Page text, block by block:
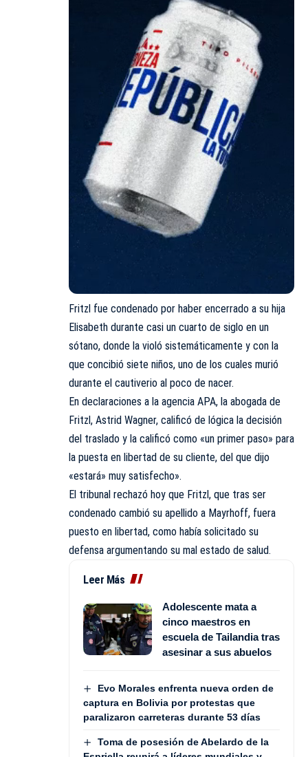
Fritzl fue condenado por haber encerrado a su hija
Elisabeth durante casi un cuarto de siglo en un
sótano, donde la violó sistemáticamente y con la
que concibió siete niños, uno de los cuales murió
durante el cautiverio al poco de nacer.
En declaraciones a la agencia APA, la abogada de
Fritzl, Astrid Wagner, calificó de lógica la decisión
del traslado y la calificó como «un primer paso» para
la puesta en libertad de su cliente, del que dijo
«estará» muy satisfecho».
El tribunal rechazó hoy que Fritzl, que tras ser
condenado cambió su apellido a Mayrhoff, fuera
puesto en libertad, como había solicitado su
defensa argumentando su mal estado de salud.
Leer Más
Adolescente mata a
cinco maestros en
escuela de Tailandia tras
asesinar a sus abuelos
Evo Morales enfrenta nueva orden de
captura en Bolivia por protestas que
paralizaron carreteras durante 53 días
Toma de posesión de Abelardo de la